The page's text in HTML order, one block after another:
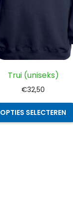
Trui (uniseks)
€32,50
OPTIES SELECTEREN